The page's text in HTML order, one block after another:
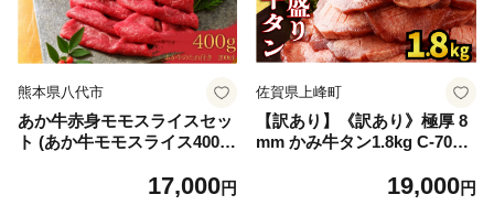
熊本県八代市
あか牛赤身モモスライスセッ
ト (あか牛モモスライス400
17,000円
佐賀県上峰町
【訳あり】《訳あり》極厚 8
mm かみ牛タン1.8kg C-709-
19,000円